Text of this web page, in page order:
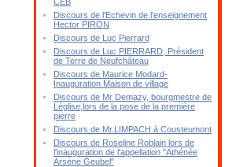
Discours de l'Echevin de l'enseignement
Hector PIRON
Discours de Luc Pierrard
Discours de Luc PIERRARD, Président
de Terre de Neufchâteau
Discours de Maurice Modard-
Inauguration Maison de village
Discours de Mr Demazy, bourgmestre de
Léglise,lors de la pose de la première
pierre
Discours de Mr.LIMPACH à Cousteumont
Discours de Roseline Roblain lors de
l'inauguration de l'appellation "Athénée
Arsène Geubel"